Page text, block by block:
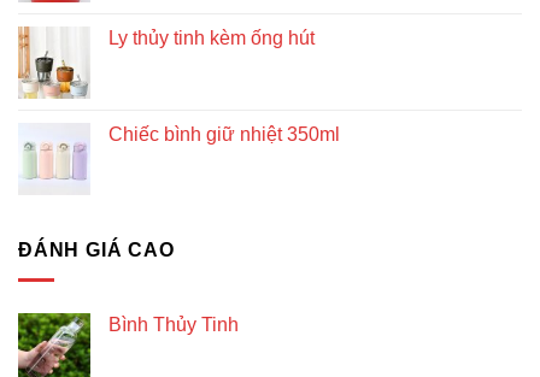
Ly thủy tinh kèm ống hút
Chiếc bình giữ nhiệt 350ml
ĐÁNH GIÁ CAO
Bình Thủy Tinh